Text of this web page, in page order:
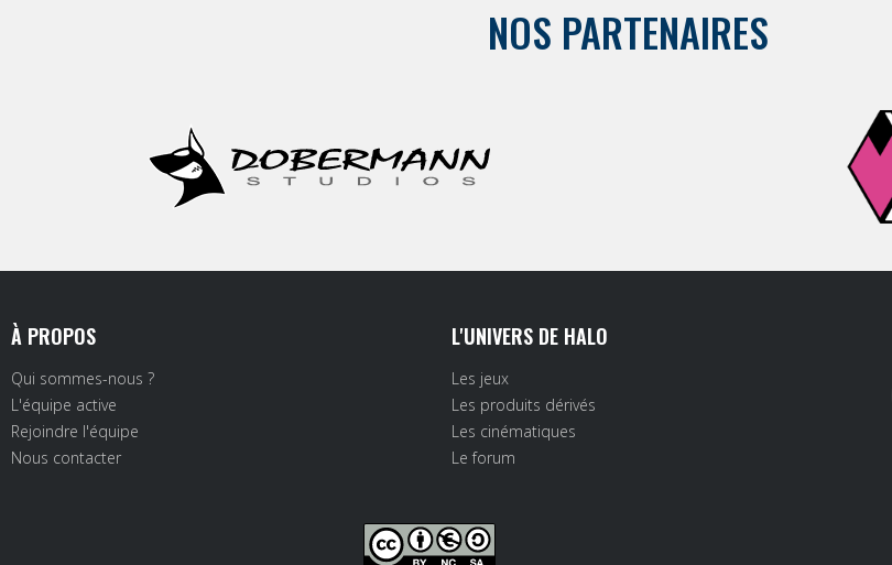
NOS PARTENAIRES
À PROPOS
Qui sommes-nous ?
L'équipe active
Rejoindre l'équipe
Nous contacter
L'UNIVERS DE HALO
Les jeux
Les produits dérivés
Les cinématiques
Le forum